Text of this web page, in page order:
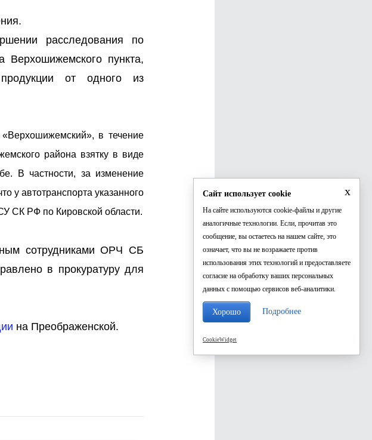
расследования по
Верхошижемского пункта,
от одного из
в течение
района взятку в виде
В частности, за изменение
у автотранспорта указанного
СК РФ по Кировской области.
сотрудниками ОРЧ СБ
в прокуратуру для
на Преображенской.
x
Сайт использует cookie
На сайте используются cookie-файлы и другие
аналогичные технологии. Если, прочитав это
сообщение, вы остаетесь на нашем сайте, это
означает, что вы не возражаете против
использования этих технологий и предоставляете
согласие на обработку ваших персональных
данных с помощью сервисов веб-аналитики.
Хорошо Подробнее
CookieWidget